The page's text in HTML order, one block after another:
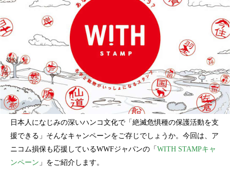
日本人になじみの深いハンコ文化で「絶滅危惧種の保護活動を支
援できる」そんなキャンペーンをご存じでしょうか。今回は、ア
ニコム損保も応援しているWWFジャパンの「WITH STAMPキャ
ンペーン 」をご紹介します。